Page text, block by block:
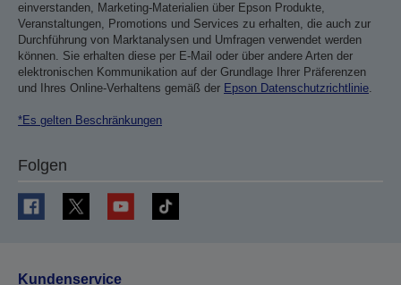
einverstanden, Marketing-Materialien über Epson Produkte,
Veranstaltungen, Promotions und Services zu erhalten, die auch zur
Durchführung von Marktanalysen und Umfragen verwendet werden
können. Sie erhalten diese per E-Mail oder über andere Arten der
elektronischen Kommunikation auf der Grundlage Ihrer Präferenzen
und Ihres Online-Verhaltens gemäß der Epson Datenschutzrichtlinie.
*Es gelten Beschränkungen
Folgen
Kundenservice